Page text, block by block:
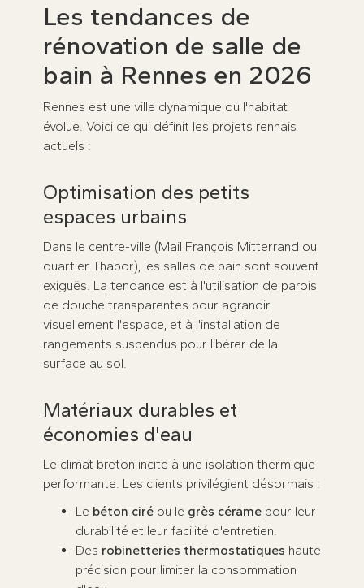
Les tendances de
rénovation de salle de
bain à Rennes en 2026
Rennes est une ville dynamique où l'habitat
évolue. Voici ce qui définit les projets rennais
actuels :
Optimisation des petits
espaces urbains
Dans le centre-ville (Mail François Mitterrand ou
quartier Thabor), les salles de bain sont souvent
exiguës. La tendance est à l'utilisation de parois
de douche transparentes pour agrandir
visuellement l'espace, et à l'installation de
rangements suspendus pour libérer de la
surface au sol.
Matériaux durables et
économies d'eau
Le climat breton incite à une isolation thermique
performante. Les clients privilégient désormais :
Le béton ciréou le grès céramepour leur
durabilité et leur facilité d'entretien.
Des robinetteries thermostatiques haute
précision pour limiter la consommation